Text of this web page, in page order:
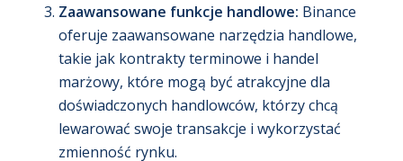
Zaawansowane funkcje handlowe: Binance
oferuje zaawansowane narzędzia handlowe,
takie jak kontrakty terminowe i handel
marżowy, które mogą być atrakcyjne dla
doświadczonych handlowców, którzy chcą
lewarować swoje transakcje i wykorzystać
zmienność rynku.